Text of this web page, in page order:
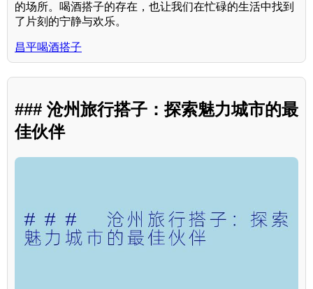
的场所。喝酒搭子的存在，也让我们在忙碌的生活中找到
了片刻的宁静与欢乐。
昌平喝酒搭子
### 沧州旅行搭子：探索魅力城市的最
佳伙伴